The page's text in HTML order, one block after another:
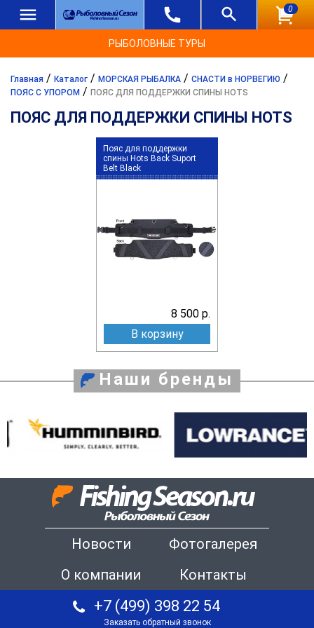
0
РЫБОЛОВНЫЕ ТУРЫ
Главная / Каталог / МОРСКАЯ РЫБАЛКА / СНАСТИ в НОРВЕГИЮ /
ПОЯС С УПОРОМ / ПОЯС ДЛЯ ПОДДЕРЖКИ СПИНЫ HOTS
ПОЯС ДЛЯ ПОДДЕРЖКИ СПИНЫ HOTS
Пояс для поддержки
спины Hots Back Suport
Belt Black
8 500 р.
В корзину
Наши бренды
Новости
Фотогалерея
О компании
Контакты
+7 (499) 398 22 54
Заказать обратный звонок